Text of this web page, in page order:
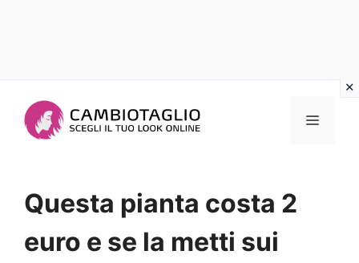
Menu
Questa pianta costa 2
euro e se la metti sui